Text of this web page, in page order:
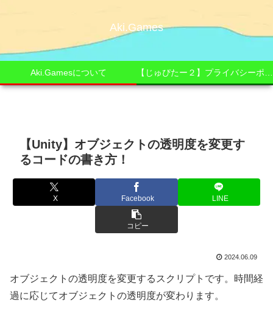
Aki.Games
Aki.Gamesについて
【Unity】オブジェクトの透明度を変更す
るコードの書き方！
X Facebook LINE
コピー
2024.06.09
オブジェクトの透明度を変更するスクリプトです。時間経
過に応じてオブジェクトの透明度が変わります。